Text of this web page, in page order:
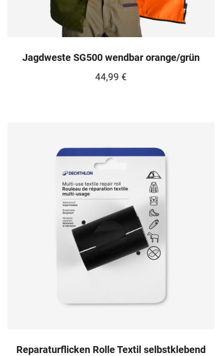
Jagdweste SG500 wendbar orange/grün
44,99 €
Reparaturflicken Rolle Textil selbstklebend